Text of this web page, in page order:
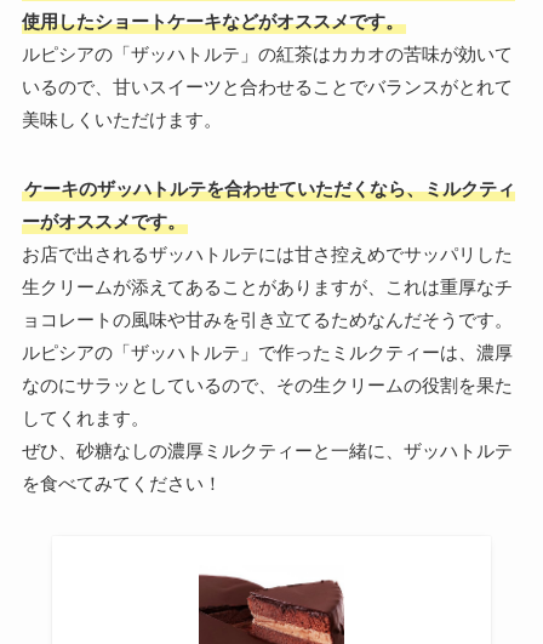
使用したショートケーキなどがオススメです。
ルピシアの「ザッハトルテ」の紅茶はカカオの苦味が効いて
いるので、甘いスイーツと合わせることでバランスがとれて
美味しくいただけます。
ケーキのザッハトルテを合わせていただくなら、ミルクティ
ーがオススメです。
お店で出されるザッハトルテには甘さ控えめでサッパリした
生クリームが添えてあることがありますが、これは重厚なチ
ョコレートの風味や甘みを引き立てるためなんだそうです。
ルピシアの「ザッハトルテ」で作ったミルクティーは、濃厚
なのにサラッとしているので、その生クリームの役割を果た
してくれます。
ぜひ、砂糖なしの濃厚ミルクティーと一緒に、ザッハトルテ
を食べてみてください！